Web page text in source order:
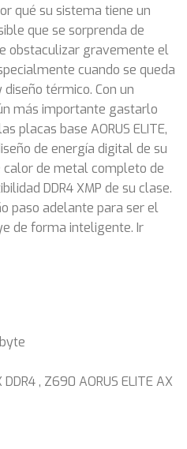
qué su sistema tiene un
que se sorprenda de
obstaculizar gravemente el
cuando se queda
térmico. Con un
más importante gastarlo
placas base AORUS ELITE,
de energía digital de su
calor de metal completo de
DDR4 XMP de su clase.
paso adelante para ser el
de forma inteligente. Ir
, Z690 AORUS ELITE AX